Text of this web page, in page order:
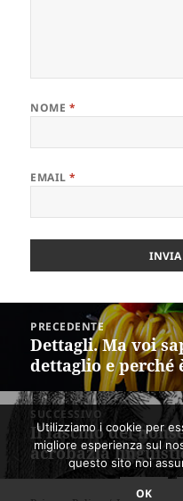
NOME *
EMAIL*
articoliPRECEDENTE
Articolo
precedente:
Dettagli. Ma voi
dettaglio e perché
SUCCESSIVO
Articolo
successivo:
Il fascino dei
acrobazia
Utilizziamo i cookie per
migliore esperienza sul
questo sito noi
OK